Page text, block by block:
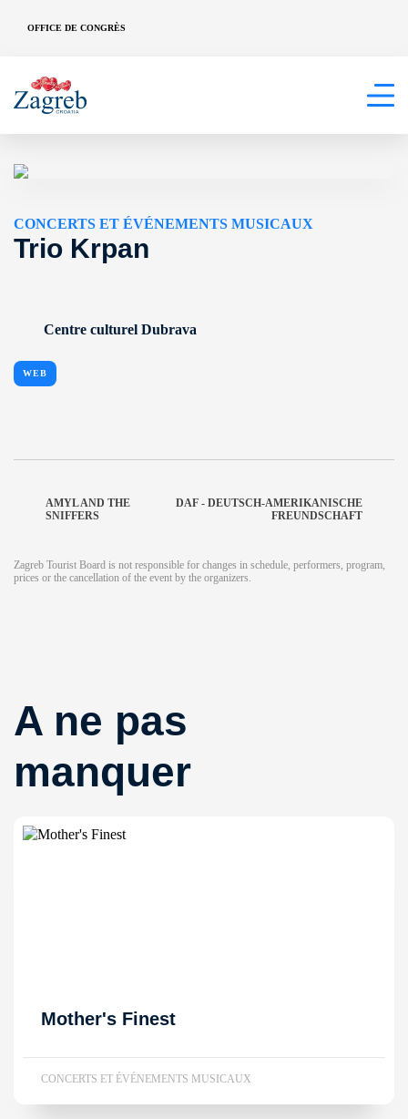
OFFICE DE CONGRÈS
CONCERTS ET ÉVÉNEMENTS MUSICAUX
Trio Krpan
Centre culturel Dubrava
WEB
AMYL AND THE
SNIFFERS
DAF - DEUTSCH-AMERIKANISCHE
FREUNDSCHAFT
Zagreb Tourist Board is not responsible for changes in schedule, performers, program,
prices or the cancellation of the event by the organizers.
A ne pas
manquer
Mother's Finest
CONCERTS ET ÉVÉNEMENTS MUSICAUX